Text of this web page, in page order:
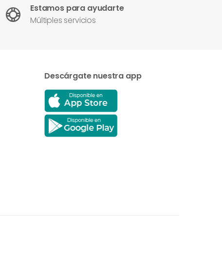
Estamos para ayudarte
Múltiples servicios
Descárgate nuestra app